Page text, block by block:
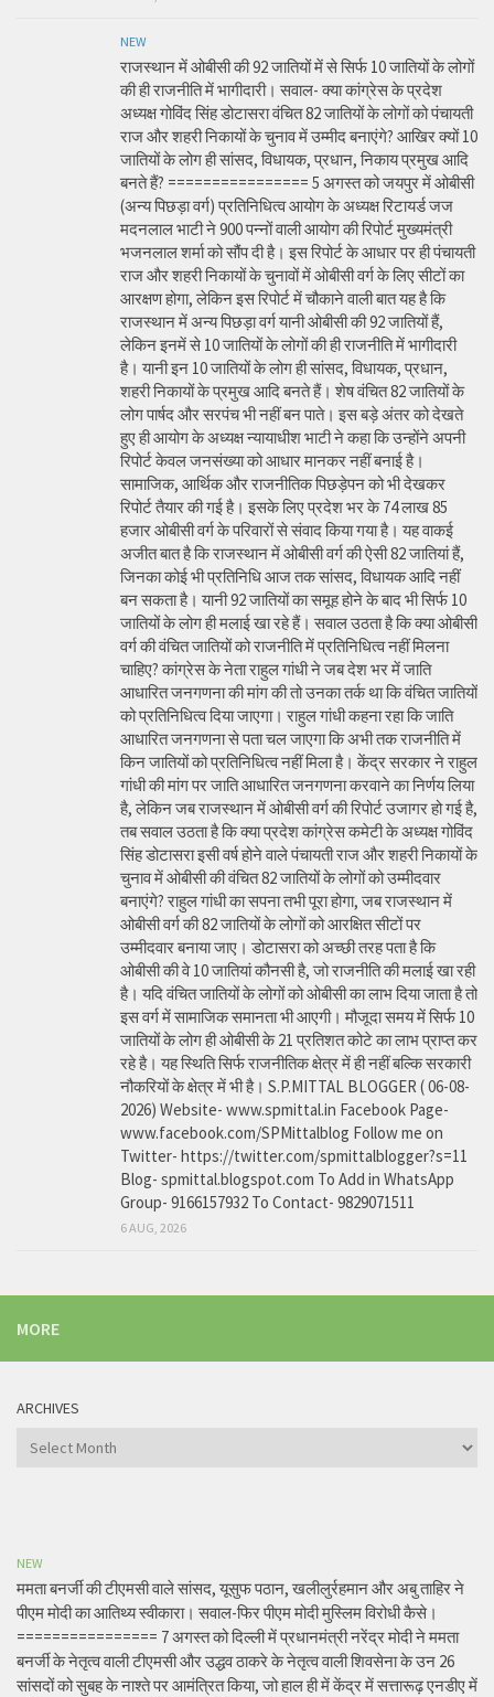
NEW
राजस्थान में ओबीसी की 92 जातियों में से सिर्फ 10 जातियों के लोगों
की ही राजनीति में भागीदारी। सवाल- क्या कांग्रेस के प्रदेश
अध्यक्ष गोविंद सिंह डोटासरा वंचित 82 जातियों के लोगों को पंचायती
राज और शहरी निकायों के चुनाव में उम्मीद बनाएंगे? आखिर क्यों 10
जातियों के लोग ही सांसद, विधायक, प्रधान, निकाय प्रमुख आदि
बनते हैं? ================ 5 अगस्त को जयपुर में ओबीसी
(अन्य पिछड़ा वर्ग) प्रतिनिधित्व आयोग के अध्यक्ष रिटायर्ड जज
मदनलाल भाटी ने 900 पन्नों वाली आयोग की रिपोर्ट मुख्यमंत्री
भजनलाल शर्मा को सौंप दी है। इस रिपोर्ट के आधार पर ही पंचायती
राज और शहरी निकायों के चुनावों में ओबीसी वर्ग के लिए सीटों का
आरक्षण होगा, लेकिन इस रिपोर्ट में चौकाने वाली बात यह है कि
राजस्थान में अन्य पिछड़ा वर्ग यानी ओबीसी की 92 जातियों हैं,
लेकिन इनमें से 10 जातियों के लोगों की ही राजनीति में भागीदारी
है। यानी इन 10 जातियों के लोग ही सांसद, विधायक, प्रधान,
शहरी निकायों के प्रमुख आदि बनते हैं। शेष वंचित 82 जातियों के
लोग पार्षद और सरपंच भी नहीं बन पाते। इस बड़े अंतर को देखते
हुए ही आयोग के अध्यक्ष न्यायाधीश भाटी ने कहा कि उन्होंने अपनी
रिपोर्ट केवल जनसंख्या को आधार मानकर नहीं बनाई है।
सामाजिक, आर्थिक और राजनीतिक पिछड़ेपन को भी देखकर
रिपोर्ट तैयार की गई है। इसके लिए प्रदेश भर के 74 लाख 85
हजार ओबीसी वर्ग के परिवारों से संवाद किया गया है। यह वाकई
अजीत बात है कि राजस्थान में ओबीसी वर्ग की ऐसी 82 जातियां हैं,
जिनका कोई भी प्रतिनिधि आज तक सांसद, विधायक आदि नहीं
बन सकता है। यानी 92 जातियों का समूह होने के बाद भी सिर्फ 10
जातियों के लोग ही मलाई खा रहे हैं। सवाल उठता है कि क्या ओबीसी
वर्ग की वंचित जातियों को राजनीति में प्रतिनिधित्व नहीं मिलना
चाहिए? कांग्रेस के नेता राहुल गांधी ने जब देश भर में जाति
आधारित जनगणना की मांग की तो उनका तर्क था कि वंचित जातियों
को प्रतिनिधित्व दिया जाएगा। राहुल गांधी कहना रहा कि जाति
आधारित जनगणना से पता चल जाएगा कि अभी तक राजनीति में
किन जातियों को प्रतिनिधित्व नहीं मिला है। केंद्र सरकार ने राहुल
गांधी की मांग पर जाति आधारित जनगणना करवाने का निर्णय लिया
है, लेकिन जब राजस्थान में ओबीसी वर्ग की रिपोर्ट उजागर हो गई है,
तब सवाल उठता है कि क्या प्रदेश कांग्रेस कमेटी के अध्यक्ष गोविंद
सिंह डोटासरा इसी वर्ष होने वाले पंचायती राज और शहरी निकायों के
चुनाव में ओबीसी की वंचित 82 जातियों के लोगों को उम्मीदवार
बनाएंगे? राहुल गांधी का सपना तभी पूरा होगा, जब राजस्थान में
ओबीसी वर्ग की 82 जातियों के लोगों को आरक्षित सीटों पर
उम्मीदवार बनाया जाए। डोटासरा को अच्छी तरह पता है कि
ओबीसी की वे 10 जातियां कौनसी है, जो राजनीति की मलाई खा रही
है। यदि वंचित जातियों के लोगों को ओबीसी का लाभ दिया जाता है तो
इस वर्ग में सामाजिक समानता भी आएगी। मौजूदा समय में सिर्फ 10
जातियों के लोग ही ओबीसी के 21 प्रतिशत कोटे का लाभ प्राप्त कर
रहे है। यह स्थिति सिर्फ राजनीतिक क्षेत्र में ही नहीं बल्कि सरकारी
नौकरियों के क्षेत्र में भी है। S.P.MITTAL BLOGGER ( 06-08-
2026) Website- www.spmittal.in Facebook Page-
www.facebook.com/SPMittalblog Follow me on
Twitter- https://twitter.com/spmittalblogger?s=11
Blog- spmittal.blogspot.com To Add in WhatsApp
Group- 9166157932 To Contact- 9829071511
6 AUG, 2026
MORE
ARCHIVES
Archives
NEW
ममता बनर्जी की टीएमसी वाले सांसद, यूसुफ पठान, खलीलुर्रहमान और अबु ताहिर ने
पीएम मोदी का आतिथ्य स्वीकारा। सवाल-फिर पीएम मोदी मुस्लिम विरोधी कैसे।
================ 7 अगस्त को दिल्ली में प्रधानमंत्री नरेंद्र मोदी ने ममता
बनर्जी के नेतृत्व वाली टीएमसी और उद्धव ठाकरे के नेतृत्व वाली शिवसेना के उन 26
सांसदों को सुबह के नाश्ते पर आमंत्रित किया, जो हाल ही में केंद्र में सत्तारूढ़ एनडीए में